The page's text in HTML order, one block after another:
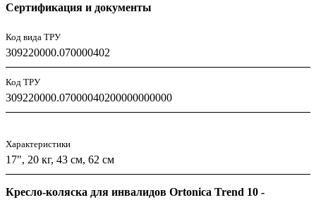
Сертификация и документы
Код вида ТРУ
309220000.070000402
Код ТРУ
309220000.07000040200000000000
Характеристики
17", 20 кг, 43 см, 62 см
Кресло-коляска для инвалидов Ortonica Trend 10 -